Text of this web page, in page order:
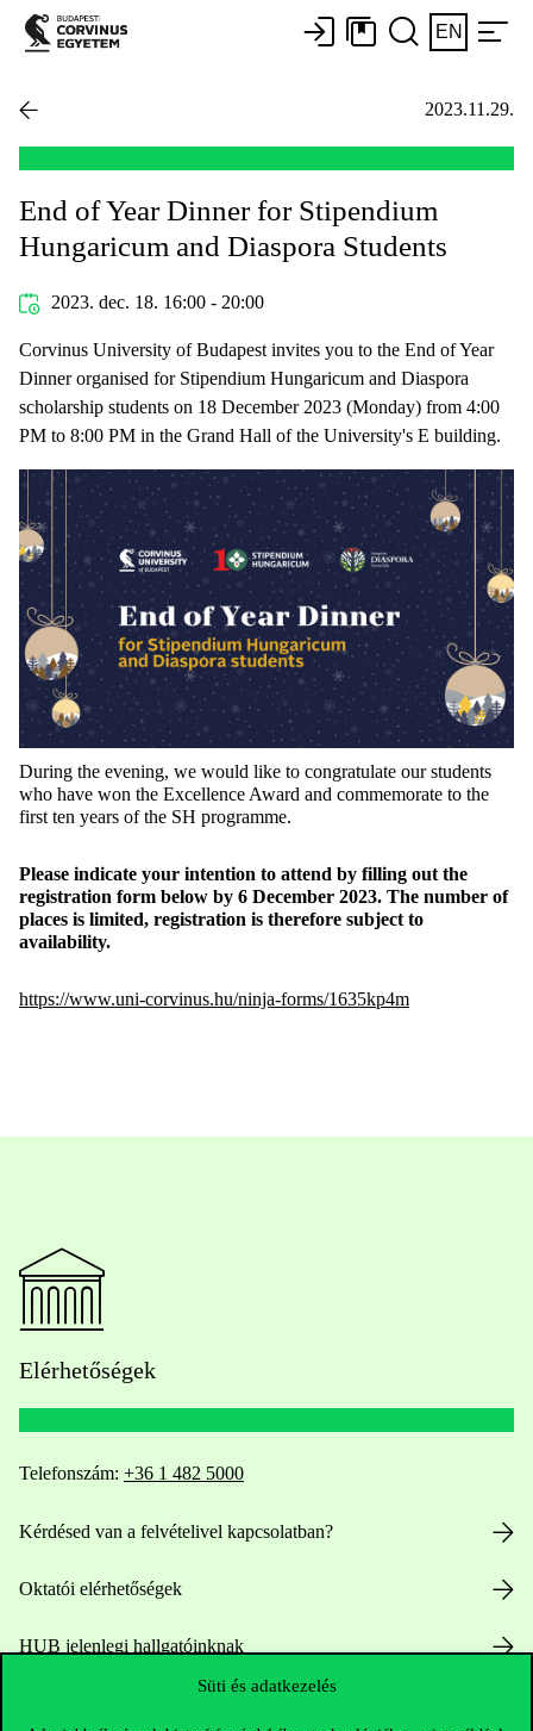
Süti és adatkezelés
EN
2023.11.29.
End of Year Dinner for Stipendium
Hungaricum and Diaspora Students
2023. dec. 18. 16:00 - 20:00
Corvinus University of Budapest invites you to the End of Year
Dinner organised for Stipendium Hungaricum and Diaspora
scholarship students on 18 December 2023 (Monday) from 4:00
PM to 8:00 PM in the Grand Hall of the University's E building.
During the evening, we would like to congratulate our students
who have won the Excellence Award and commemorate to the
first ten years of the SH programme.
Please indicate your intention to attend by filling out the
registration form below by 6 December 2023. The number of
places is limited, registration is therefore subject to
availability.
https://www.uni-corvinus.hu/ninja-forms/1635kp4m
Elérhetőségek
Telefonszám: +36 1 482 5000
Kérdésed van a felvételivel kapcsolatban?
Oktatói elérhetőségek
HUB jelenlegi hallgatóinknak